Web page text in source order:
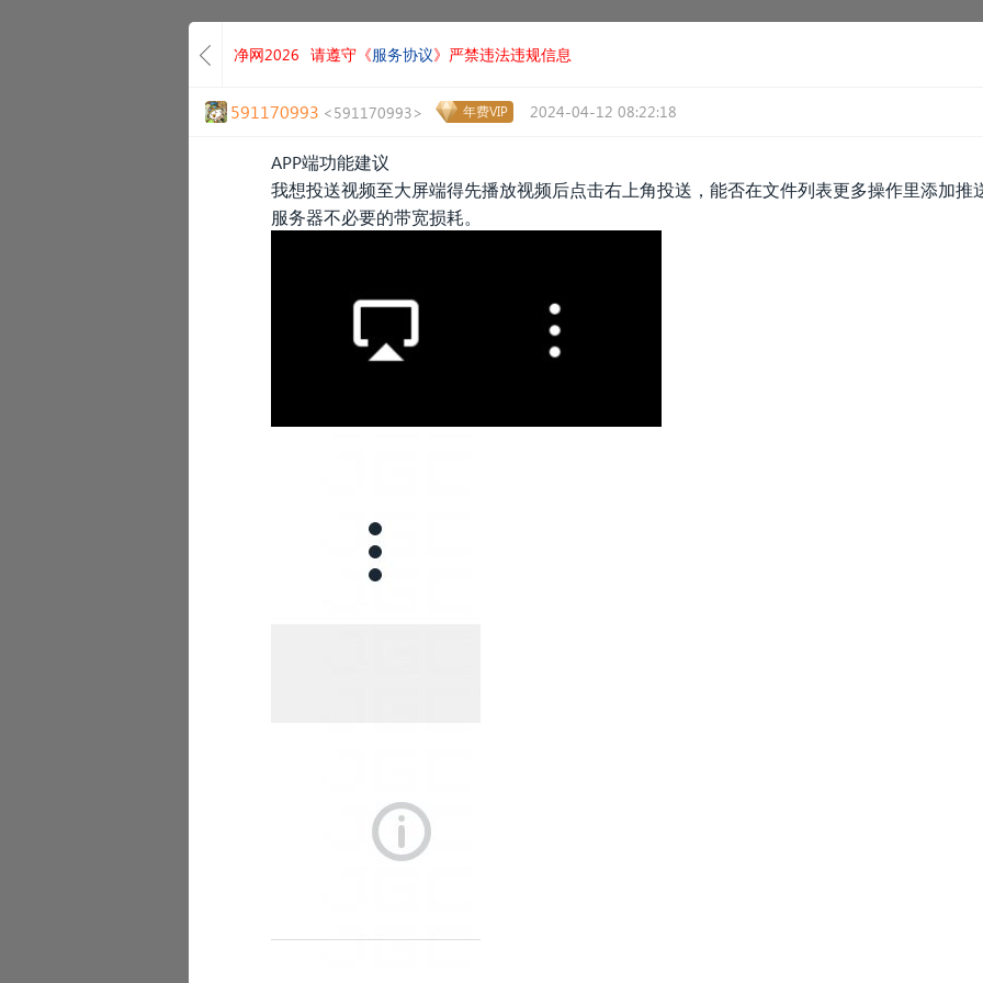
净网2026 请遵守《服务协议》严禁违法违规信息
591170993 <591170993> 年费VIP 2024-04-12 08:22:18
APP端功能建议
我想投送视频至大屏端得先播放视频后点击右上角投送，能否在文件列表更多操作里添加推
服务器不必要的带宽损耗。